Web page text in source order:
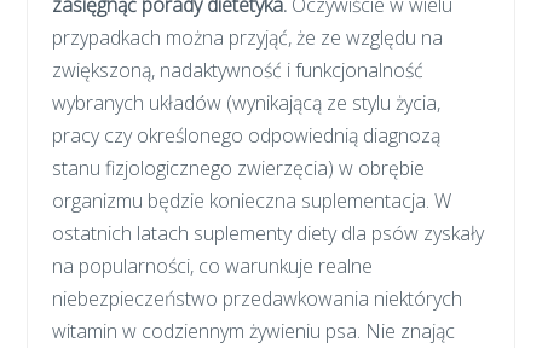
przypadkach można przyjąć, że ze względu na
zwiększoną, nadaktywność i funkcjonalność
wybranych układów (wynikającą ze stylu życia,
pracy czy określonego odpowiednią diagnozą
stanu fizjologicznego zwierzęcia) w obrębie
organizmu będzie konieczna suplementacja. W
ostatnich latach suplementy diety dla psów zyskały
na popularności, co warunkuje realne
niebezpieczeństwo przedawkowania niektórych
witamin w codziennym żywieniu psa. Nie znając